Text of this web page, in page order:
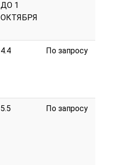
ДО 1
ОКТЯБРЯ
4.4 По запросу
5.5 По запросу